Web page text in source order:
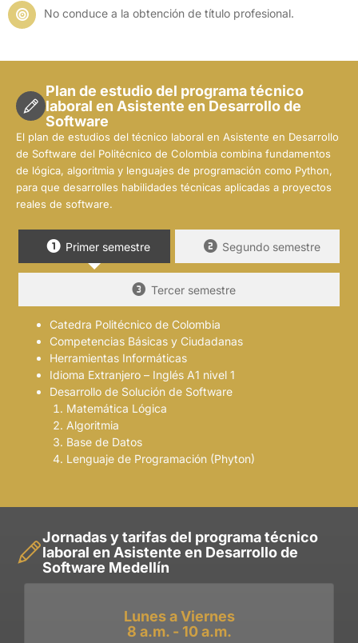
No conduce a la obtención de título profesional.
Plan de estudio del programa técnico
laboral en Asistente en Desarrollo de
Software
El plan de estudios del técnico laboral en Asistente en Desarrollo
de Software del Politécnico de Colombia combina fundamentos
de lógica, algoritmia y lenguajes de programación como Python,
para que desarrolles habilidades técnicas aplicadas a proyectos
reales de software.
Primer semestre Segundo semestre
Tercer semestre
Catedra Politécnico de Colombia
Competencias Básicas y Ciudadanas
Herramientas Informáticas
Idioma Extranjero – Inglés A1 nivel 1
Desarrollo de Solución de Software
Matemática Lógica
Algoritmia
Base de Datos
Lenguaje de Programación (Phyton)
Jornadas y tarifas del programa técnico
laboral en Asistente en Desarrollo de
Software Medellín
Lunes a Viernes
8 a.m. - 10 a.m.